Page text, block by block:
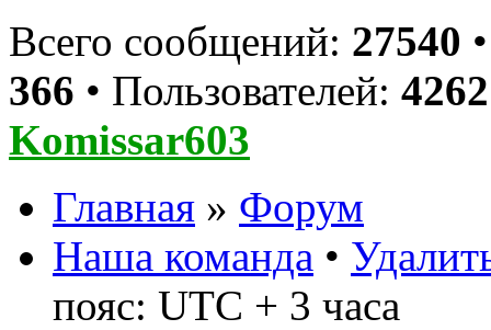
Всего сообщений: 27540
366 • Пользователей: 4262
Komissar603
Главная » Форум
Наша команда •
пояс: UTC + 3 часа